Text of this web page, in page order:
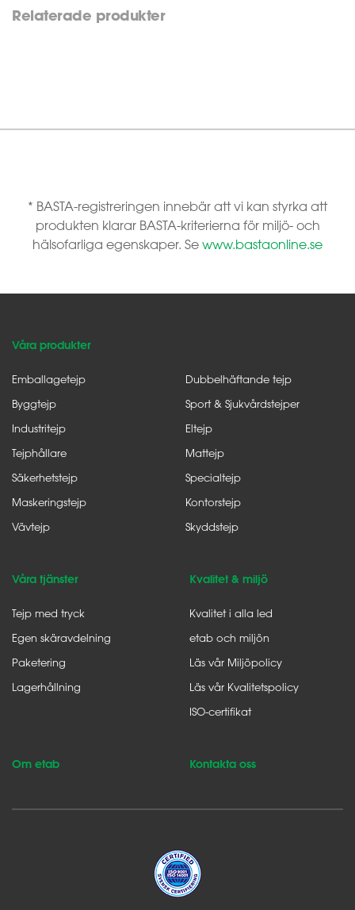
Relaterade produkter
* BASTA-registreringen innebär att vi kan styrka att
produkten klarar BASTA-kriterierna för miljö- och
hälsofarliga egenskaper. Se www.bastaonline.se
Våra produkter
Emballagetejp
Byggtejp
Industritejp
Tejphållare
Säkerhetstejp
Maskeringstejp
Vävtejp
Dubbelhäftande tejp
Sport & Sjukvårdstejper
Eltejp
Mattejp
Specialtejp
Kontorstejp
Skyddstejp
Våra tjänster
Tejp med tryck
Egen skäravdelning
Paketering
Lagerhållning
Kvalitet & miljö
Kvalitet i alla led
etab och miljön
Läs vår Miljöpolicy
Läs vår Kvalitetspolicy
ISO-certifikat
Om etab Kontakta oss